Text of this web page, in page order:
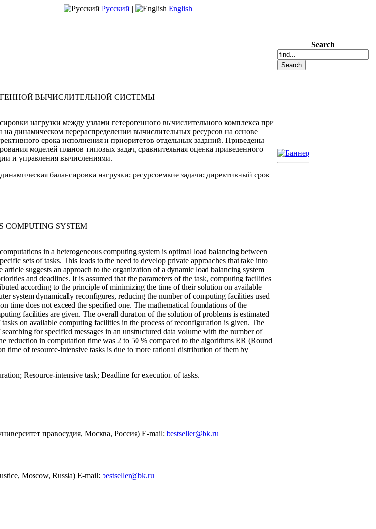
| Русский | English |
ВЫЧИСЛИТЕЛЬНОЙ СИСТЕМЫ
нагрузки между узлами гетерогенного вычислительного комплекса при
динамическом перераспределении вычислительных ресурсов на основе
срока исполнения и приоритетов отдельных заданий. Приведены
моделей планов типовых задач, сравнительная оценка приведенного
и управления вычислениями.
балансировка нагрузки; ресурсоемкие задачи; директивный срок
COMPUTING SYSTEM
in a heterogeneous computing system is optimal load balancing between
sets of tasks. This leads to the need to develop private approaches that take into
suggests an approach to the organization of a dynamic load balancing system
and deadlines. It is assumed that the parameters of the task, computing facilities
according to the principle of minimizing the time of their solution on available
system dynamically reconfigures, reducing the number of computing facilities used
time does not exceed the specified one. The mathematical foundations of the
facilities are given. The overall duration of the solution of problems is estimated
on available computing facilities in the process of reconfiguration is given. The
for specified messages in an unstructured data volume with the number of
reduction in computation time was 2 to 50 % compared to the algorithms RR (Round
of resource-intensive tasks is due to more rational distribution of them by
Resource-intensive task; Deadline for execution of tasks.
правосудия, Москва, Россия) E-mail: bestseller@bk.ru
Moscow, Russia) E-mail: bestseller@bk.ru
Search